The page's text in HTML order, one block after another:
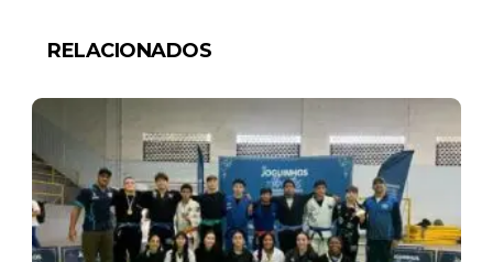
RELACIONADOS